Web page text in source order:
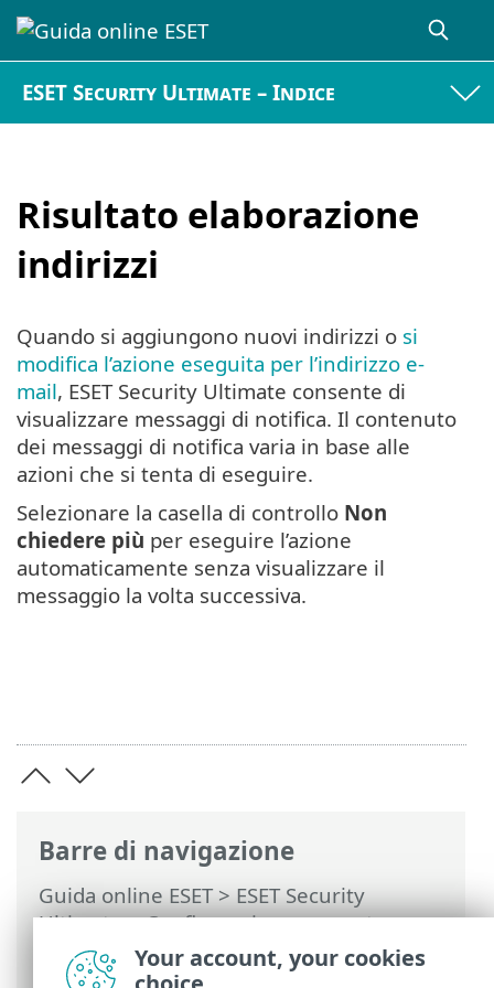
ESET Security Ultimate – Indice
Risultato elaborazione
indirizzi
Barre di navigazione
Guida online ESET>ESET Security
Ultimate>Configurazione avanzata>
Protezioni>Protezione client di posta>
Gestione degli elenchi di indirizzi
Quando si aggiungono nuovi indirizzi o si
modifica l’azione eseguita per l’indirizzo e-
mail, ESET Security Ultimate consente di
visualizzare messaggi di notifica. Il contenuto
dei messaggi di notifica varia in base alle
azioni che si tenta di eseguire.
Selezionare la casella di controllo Non
chiedere più per eseguire l’azione
automaticamente senza visualizzare il
messaggio la volta successiva.
Your account, your cookies